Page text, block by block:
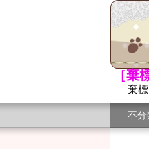
棄
不分
［